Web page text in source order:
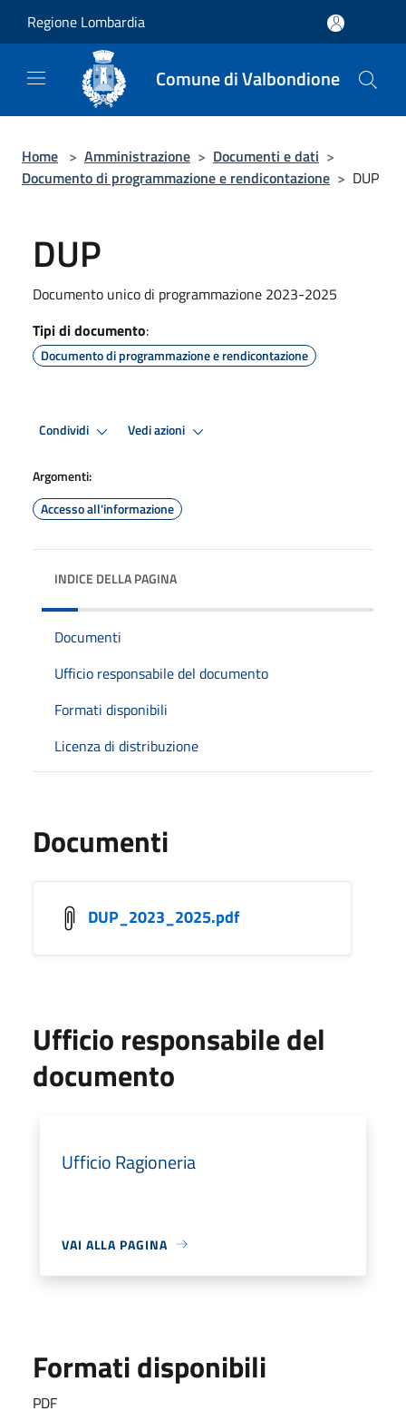
Regione Lombardia
Comune di Valbondione
Home > Amministrazione > Documenti e dati >
Documento di programmazione e rendicontazione > DUP
DUP
Documento unico di programmazione 2023-2025
Tipi di documento:
Documento di programmazione e rendicontazione
Condividi Vedi azioni
Argomenti:
Accesso all'informazione
INDICE DELLA PAGINA
Documenti
Ufficio responsabile del documento
Formati disponibili
Licenza di distribuzione
Documenti
DUP_2023_2025.pdf
Ufficio responsabile del
documento
Ufficio Ragioneria
VAI ALLA PAGINA
Formati disponibili
PDF